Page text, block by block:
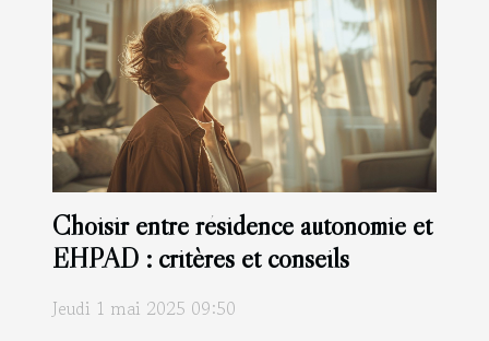
Choisir entre résidence autonomie et
EHPAD : critères et conseils
Jeudi 1 mai 2025 09:50